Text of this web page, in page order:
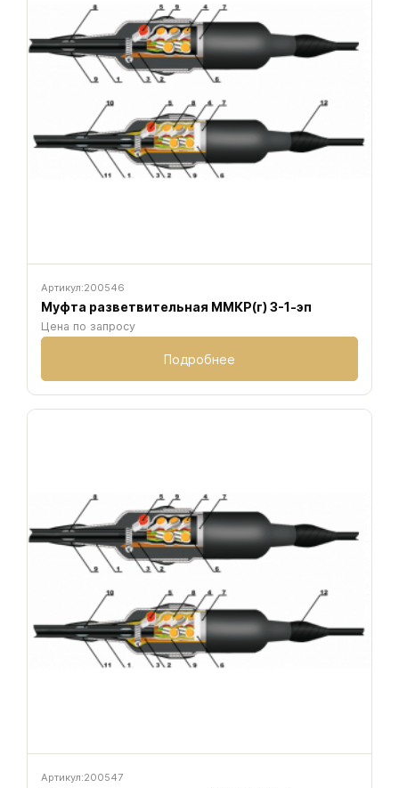
Артикул:200546
Муфта разветвительная ММКР(г) 3-1-эп
Цена по запросу
Подробнее
Артикул:200547